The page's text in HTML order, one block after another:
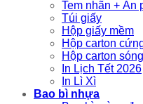
Tem nhãn + Ấn
Túi giấy
Hộp giấy mềm
Hộp carton
Hộp carton sóng
In Lịch Tết 2026
In Lì Xì
Bao bì nhựa